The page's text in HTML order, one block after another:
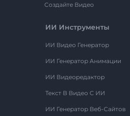
Создайте Видео
ИИ Инструменты
ИИ Видео Генератор
ИИ Генератор Анимации
ИИ Видеоредактор
Текст В Видео С ИИ
ИИ Генератор Веб-Сайтов